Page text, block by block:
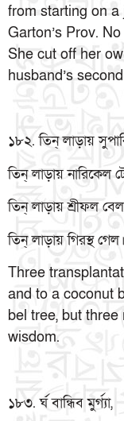
from starting on a
Garton’s Prov. No
She cut off her
husband’s
১৮২. তিন্ লাড়ায়
তিন্ লাড়ায় নারিকেল
তিন্ লাড়ায় শ্রীফল
তিন্ লাড়ায় গিরস্থ গেল।
Three
and to a coconut
bel tree, but
wisdom.
১৮৩. র্ঘ বান্ধিব মুর্গ্যা,